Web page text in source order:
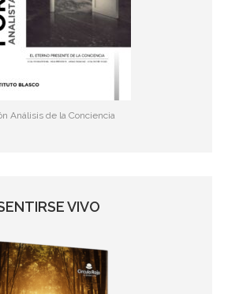
Análisis de la Conciencia
VIVO